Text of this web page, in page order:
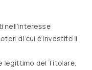
nell’interesse
di cui è investito il
legittimo del Titolare,